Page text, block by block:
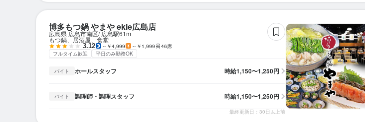
博多もつ鍋 やまや ekie広島店
広島県 広島市南区 広島駅61m
もつ鍋、居酒屋、食堂
3.12 ～￥4,999 ～￥1,999
46席
フルタイム歓迎
平日のみ勤務OK
バイト ホールスタッフ 時給1,150〜1,250円
バイト 調理師・調理スタッフ 時給1,150〜1,250円
最終更新日：30日以上前